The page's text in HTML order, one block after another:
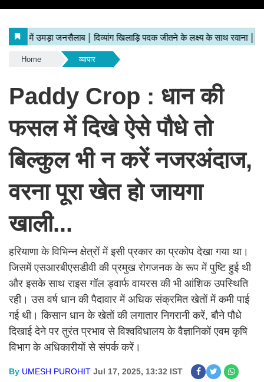
Home व्यापार
Paddy Crop : धान की
फसल में दिखे ऐसे पौधे तो
बिल्कुल भी न करें नजरअंदाज,
वरना पूरा खेत हो जायगा
खाली...
हरियाणा के विभिन्न क्षेत्रों में इसी प्रकार का प्रकोप देखा गया था।
जिसमें एसआरबीएसडीवी की प्रमुख रोगजनक के रूप में पुष्टि हुई थी
और इसके साथ राइस गॉल ड्वार्फ वायरस की भी आंशिक उपस्थिति
रही। उस वर्ष धान की पैदावार में अधिक संक्रमित खेतों में कमी पाई
गई थी। किसान धान के खेतों की लगातार निगरानी करें, बौने पौधे
दिखाई देने पर तुरंत प्रभाव से विश्वविधालय के वैज्ञानिकों एवम कृषि
विभाग के अधिकारीयों से संपर्क करें।
By UMESH PUROHIT Jul 17, 2025, 13:32 IST